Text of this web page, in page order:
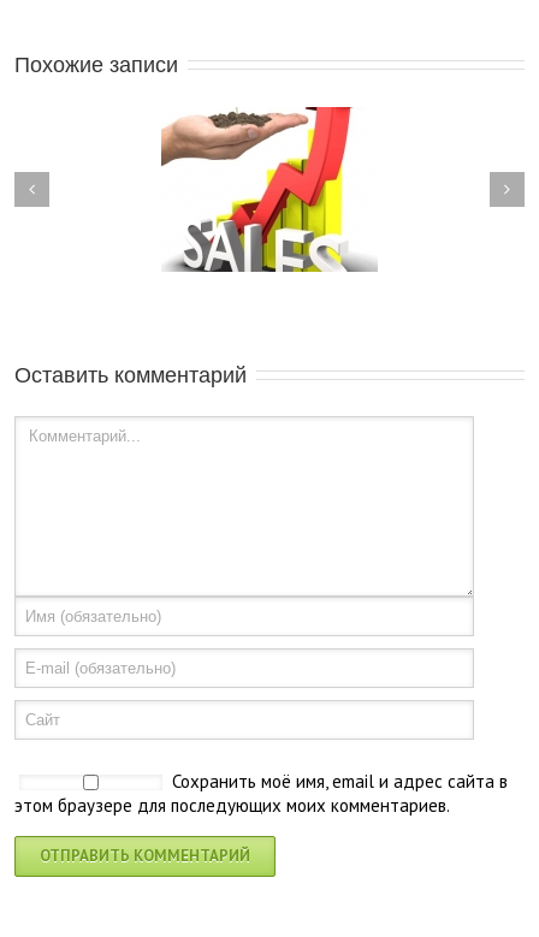
Похожие записи
роста
Как открыть магазин
Оставить комментарий
Сохранить моё имя, email и адрес сайта в
этом браузере для последующих моих комментариев.